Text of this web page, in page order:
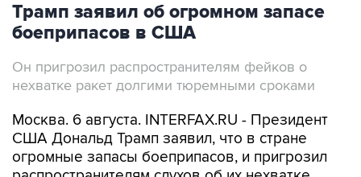
Трамп заявил об огромном запасе
боеприпасов в США
Он пригрозил распространителям фейков о
нехватке ракет долгими тюремными сроками
Москва. 6 августа. INTERFAX.RU - Президент
США Дональд Трамп заявил, что в стране
огромные запасы боеприпасов, и пригрозил